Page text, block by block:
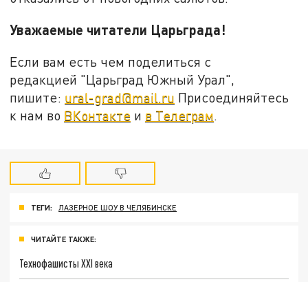
Уважаемые читатели Царьграда!
Если вам есть чем поделиться с
редакцией "Царьград Южный Урал",
пишите: ural-grad@mail.ru Присоединяйтесь
к нам во ВКонтакте и в Телеграм.
ТЕГИ: ЛАЗЕРНОЕ ШОУ В ЧЕЛЯБИНСКЕ
ЧИТАЙТЕ ТАКЖЕ:
Технофашисты XXI века